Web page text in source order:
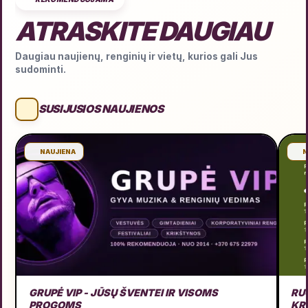
ATRASKITE DAUGIAU
Daugiau naujienų, renginių ir vietų, kurios gali Jus
sudominti.
SUSIJUSIOS NAUJIENOS
NAUJIENA
GRUPĖ VIP - JŪSŲ ŠVENTEI IR VISOMS
PROGOMS